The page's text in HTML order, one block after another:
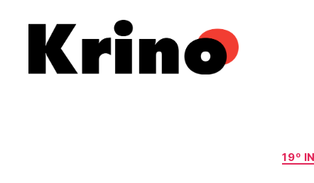
19º